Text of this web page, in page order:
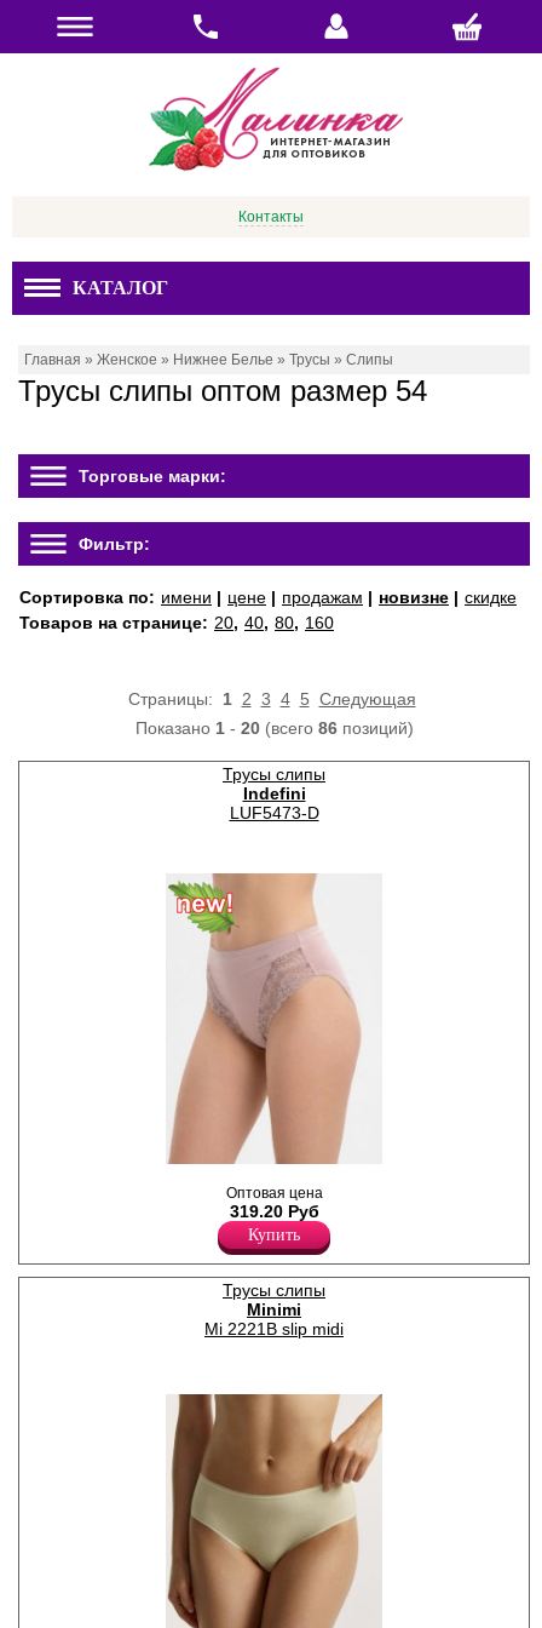
Контакты
КАТАЛОГ
Главная » Женское » Нижнее Белье » Трусы » Слипы
Трусы слипы оптом размер 54
Торговые марки:
Фильтр:
Сортировка по: имени | цене | продажам | новизне | скидке
Товаров на странице: 20, 40, 80, 160
Страницы: 1 2 3 4 5 Следующая
Показано 1- 20(всего 86позиций)
Трусы слипы
Indefini
LUF5473-D
Хлопок 95%
Эластан 5%
Оптовая цена
319.20 Руб
Купить
Трусы слипы
Minimi
Mi 2221B slip midi